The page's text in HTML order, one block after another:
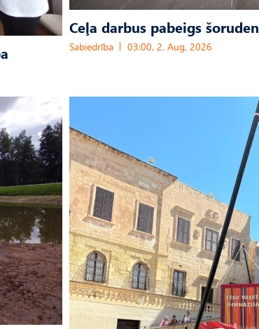
Ceļa darbus pabeigs šoruden
Sabiedrība 03:00, 2. Aug, 2026